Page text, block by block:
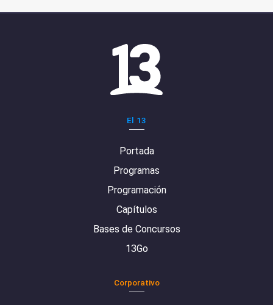
El 13
Portada
Programas
Programación
Capítulos
Bases de Concursos
13Go
Corporativo